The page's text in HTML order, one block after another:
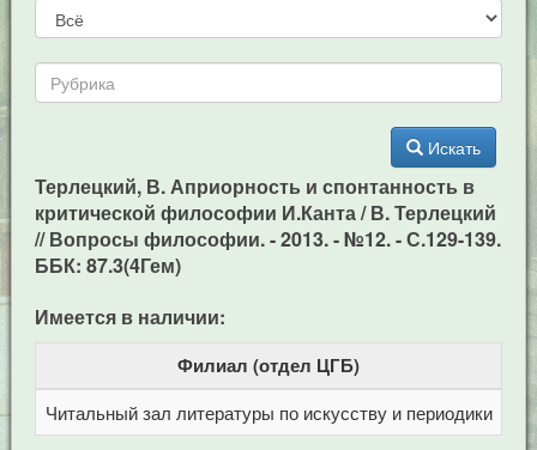
Искать
Терлецкий, В. Априорность и спонтанность в
критической философии И.Канта / В. Терлецкий
// Вопросы философии. - 2013. - №12. - С.129-139.
ББК: 87.3(4Гем)
Имеется в наличии:
Филиал (отдел ЦГБ)
Читальный зал литературы по искусству и периодики